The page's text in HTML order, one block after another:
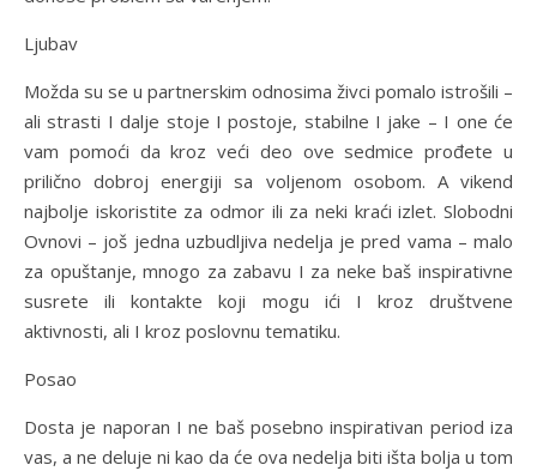
Ljubav
Možda su se u partnerskim odnosima živci pomalo istrošili –
ali strasti I dalje stoje I postoje, stabilne I jake – I one će
vam pomoći da kroz veći deo ove sedmice prođete u
prilično dobroj energiji sa voljenom osobom. A vikend
najbolje iskoristite za odmor ili za neki kraći izlet. Slobodni
Ovnovi – još jedna uzbudljiva nedelja je pred vama – malo
za opuštanje, mnogo za zabavu I za neke baš inspirativne
susrete ili kontakte koji mogu ići I kroz društvene
aktivnosti, ali I kroz poslovnu tematiku.
Posao
Dosta je naporan I ne baš posebno inspirativan period iza
vas, a ne deluje ni kao da će ova nedelja biti išta bolja u tom